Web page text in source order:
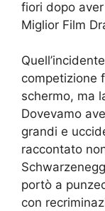
fiori dopo
Miglior Film
competizione
schermo, ma
Dovevamo
grandi e
raccontato
portò a
con